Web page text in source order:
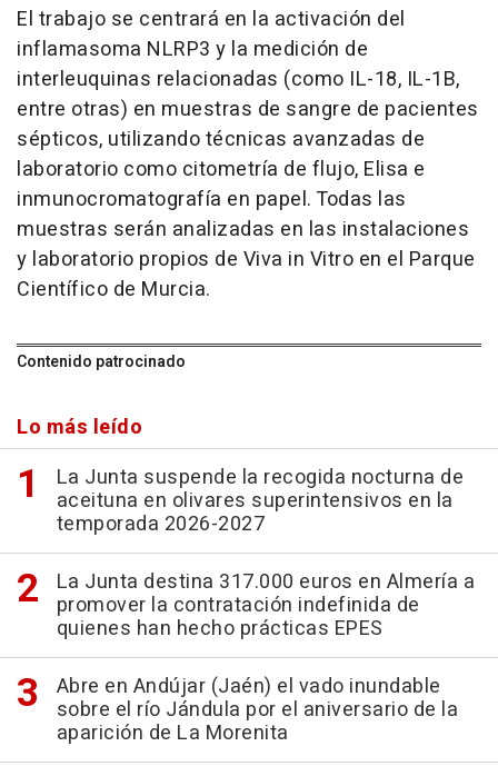
El trabajo se centrará en la activación del
inflamasoma NLRP3 y la medición de
interleuquinas relacionadas (como IL-18, IL-1B,
entre otras) en muestras de sangre de pacientes
sépticos, utilizando técnicas avanzadas de
laboratorio como citometría de flujo, Elisa e
inmunocromatografía en papel. Todas las
muestras serán analizadas en las instalaciones
y laboratorio propios de Viva in Vitro en el Parque
Científico de Murcia.
Contenido patrocinado
Lo más leído
La Junta suspende la recogida nocturna de
aceituna en olivares superintensivos en la
temporada 2026-2027
La Junta destina 317.000 euros en Almería a
promover la contratación indefinida de
quienes han hecho prácticas EPES
Abre en Andújar (Jaén) el vado inundable
sobre el río Jándula por el aniversario de la
aparición de La Morenita